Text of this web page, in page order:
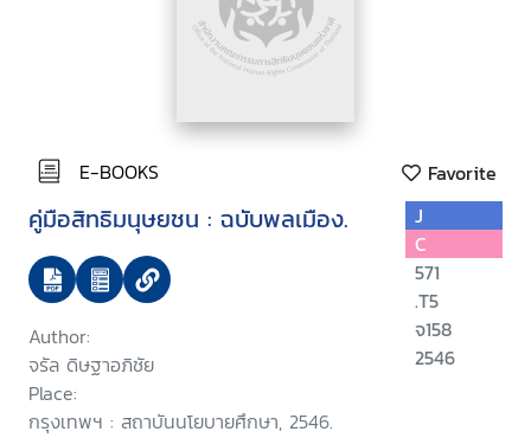
E-BOOKS Favorite
คู่มือสิทธิมนุษยชน : ฉบับพลเมือง.
Author:
จรัล ดิษฐาอภิชัย
Place:
กรุงเทพฯ : สถาบันนโยบายศึกษา, 2546.
J
C
571
.T5
จ158
2546